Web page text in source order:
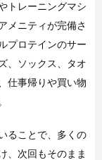
トレーニングマシ
メニティが完備さ
プロテインのサー
、ソックス、タオ
仕事帰りや買い物
ることで、多くの
、次回もそのまま